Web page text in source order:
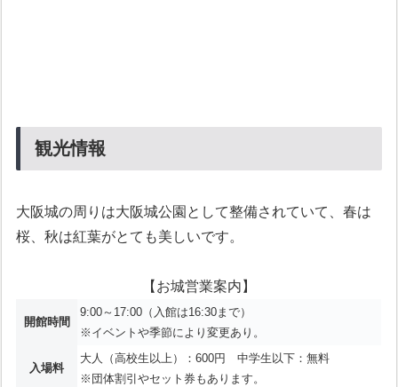
観光情報
大阪城の周りは大阪城公園として整備されていて、春は
桜、秋は紅葉がとても美しいです。
【お城営業案内】
開館時間
9:00～17:00（入館は16:30まで）
※イベントや季節により変更あり。
入場料
大人（高校生以上）：600円 中学生以下：無料
※団体割引やセット券もあります。